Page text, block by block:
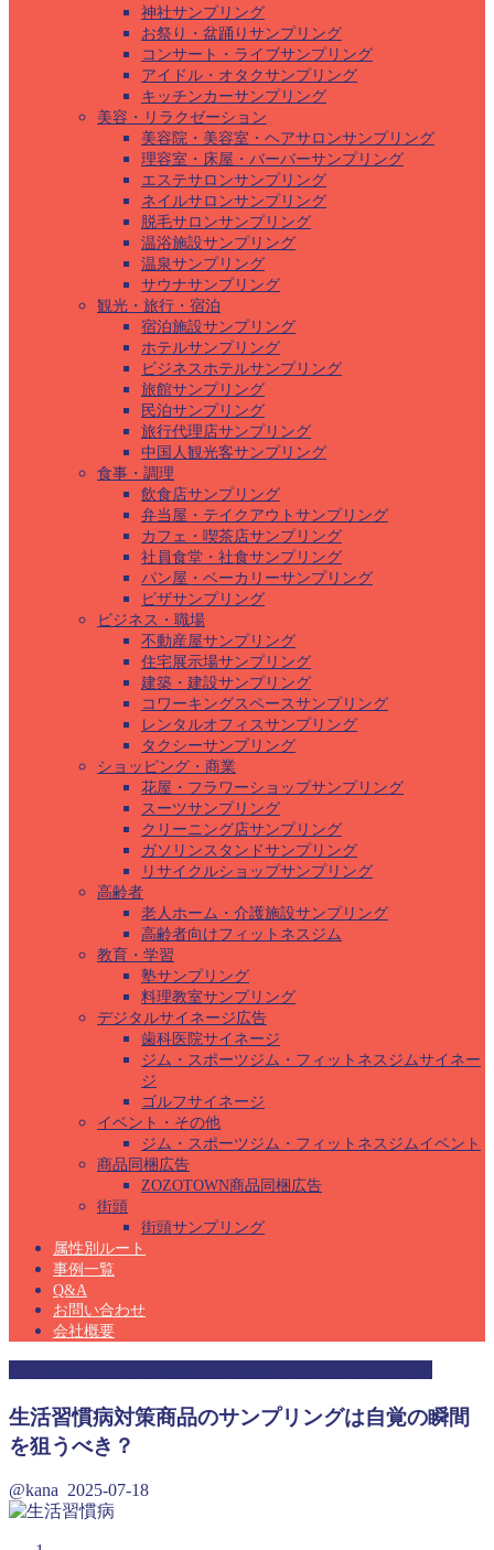
神社サンプリング
お祭り・盆踊りサンプリング
コンサート・ライブサンプリング
アイドル・オタクサンプリング
キッチンカーサンプリング
美容・リラクゼーション
美容院・美容室・ヘアサロンサンプリング
理容室・床屋・バーバーサンプリング
エステサロンサンプリング
ネイルサロンサンプリング
脱毛サロンサンプリング
温浴施設サンプリング
温泉サンプリング
サウナサンプリング
観光・旅行・宿泊
宿泊施設サンプリング
ホテルサンプリング
ビジネスホテルサンプリング
旅館サンプリング
民泊サンプリング
旅行代理店サンプリング
中国人観光客サンプリング
食事・調理
飲食店サンプリング
弁当屋・テイクアウトサンプリング
カフェ・喫茶店サンプリング
社員食堂・社食サンプリング
パン屋・ベーカリーサンプリング
ピザサンプリング
ビジネス・職場
不動産屋サンプリング
住宅展示場サンプリング
建築・建設サンプリング
コワーキングスペースサンプリング
レンタルオフィスサンプリング
タクシーサンプリング
ショッピング・商業
花屋・フラワーショップサンプリング
スーツサンプリング
クリーニング店サンプリング
ガソリンスタンドサンプリング
リサイクルショップサンプリング
高齢者
老人ホーム・介護施設サンプリング
高齢者向けフィットネスジム
教育・学習
塾サンプリング
料理教室サンプリング
デジタルサイネージ広告
歯科医院サイネージ
ジム・スポーツジム・フィットネスジムサイネー
ジ
ゴルフサイネージ
イベント・その他
ジム・スポーツジム・フィットネスジムイベント
商品同梱広告
ZOZOTOWN商品同梱広告
街頭
街頭サンプリング
属性別ルート
事例一覧
Q&A
お問い合わせ
会社概要
生活習慣病対策商品のサンプリングは自覚の瞬間
を狙うべき？
@kana 2025-07-18